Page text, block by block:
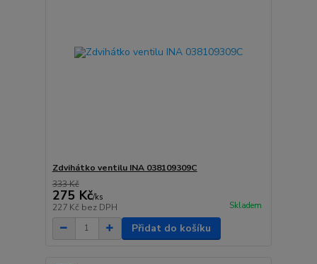
Zdvihátko ventilu INA 038109309C
333 Kč
275 Kč/ks
227 Kč bez DPH Skladem
Přidat do košíku